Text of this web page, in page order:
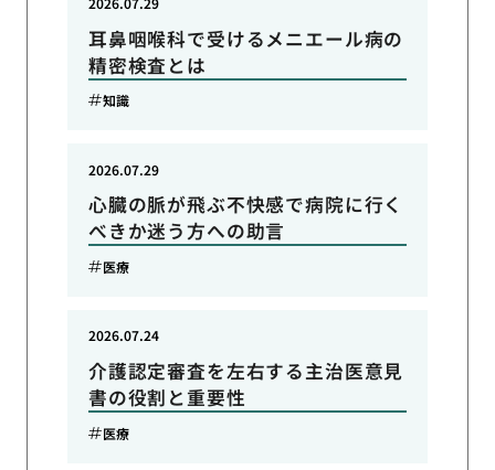
耳鼻咽喉科で受けるメニエール病の
精密検査とは
知識
心臓の脈が飛ぶ不快感で病院に行く
べきか迷う方への助言
2026.07.29
医療
介護認定審査を左右する主治医意見
書の役割と重要性
2026.07.24
医療